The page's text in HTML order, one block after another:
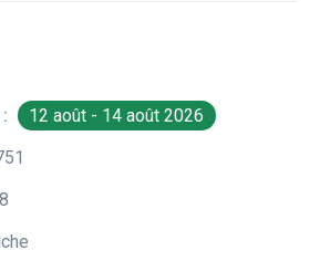
12 août - 14 août 2026